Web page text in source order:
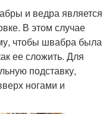
и ведра является
В этом случае
чтобы швабра была
ее сложить. Для
подставку,
ногами и